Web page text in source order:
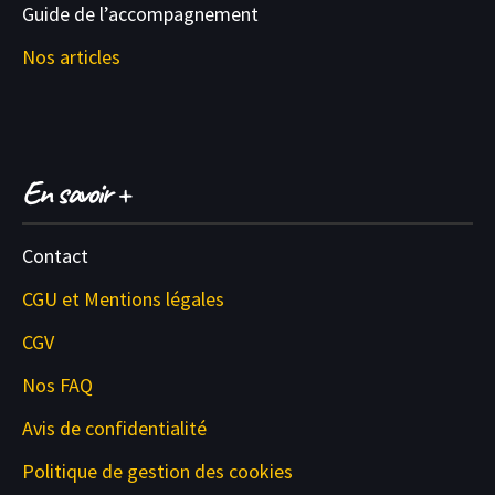
Guide de l’accompagnement
Nos articles
En savoir +
Contact
CGU et Mentions légales
CGV
Nos FAQ
Avis de confidentialité
Politique de gestion des cookies